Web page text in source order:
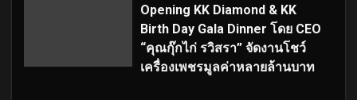
Opening KK Diamond & KK
Birth Day Gala Dinner โดย CEO
“คุณกุ๊กไก่ รวิสรา” จัดงานโชว์
เครื่องเพชรมูลค่าหลายล้านบาท